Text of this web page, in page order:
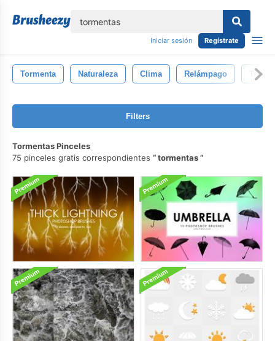
Iniciar sesión Regístrate
Tormenta Naturaleza Clima Relámpago Trueno
Filters
Tormentas Pinceles
75 pinceles gratis correspondientes
tormentas